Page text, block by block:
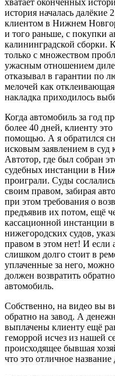
хватает оконченных
история началась далёкие
клиентом в Нижнем
и того раньше, с покупки
калининградской сборки.
только с множеством
ужасным отношением
отказывал в гарантии по
мелочей как
накладка приходилось
Когда автомобиль за год
более 40 дней, клиенту
помощью. А я обратился
исковым заявлением в суд
Автотор, где был собран
судебных инстанции в
проиграли. Суды
своим правом, забирая
при этом требования о
предъявив их потом, ещё
кассационной инстанции
нижегородских судов,
правом в этом нет! И если
слишком долго стоит в
уплаченные за него,
должен возвратить
автомобиль.
Собственно, на видео вы
обратно на завод. А
выплачены клиенту ещё
геморрой исчез из нашей
происходящее бывшая
что это отличное название